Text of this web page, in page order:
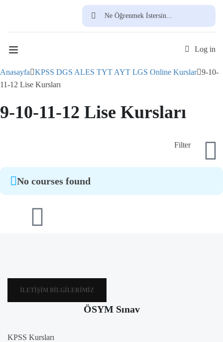
Log in
Anasayfa KPSS DGS ALES TYT AYT LGS Online Kurslar 9-10-
11-12 Lise Kursları
9-10-11-12 Lise Kursları
Filter
No courses found
İLETIŞIM BILGILERIMIZ
ÖSYM Sınav
KPSS Kursları